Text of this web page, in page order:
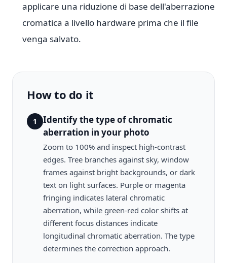
applicare una riduzione di base dell'aberrazione
cromatica a livello hardware prima che il file
venga salvato.
How to do it
1
Identify the type of chromatic
aberration in your photo
Zoom to 100% and inspect high-contrast
edges. Tree branches against sky, window
frames against bright backgrounds, or dark
text on light surfaces. Purple or magenta
fringing indicates lateral chromatic
aberration, while green-red color shifts at
different focus distances indicate
longitudinal chromatic aberration. The type
determines the correction approach.